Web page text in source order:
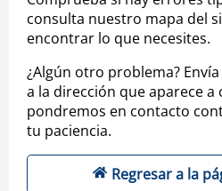
consulta nuestro mapa del
encontrar lo que necesites.
¿Algún otro problema?
a la dirección que aparece
pondremos en contacto
tu paciencia.
Regresar a la